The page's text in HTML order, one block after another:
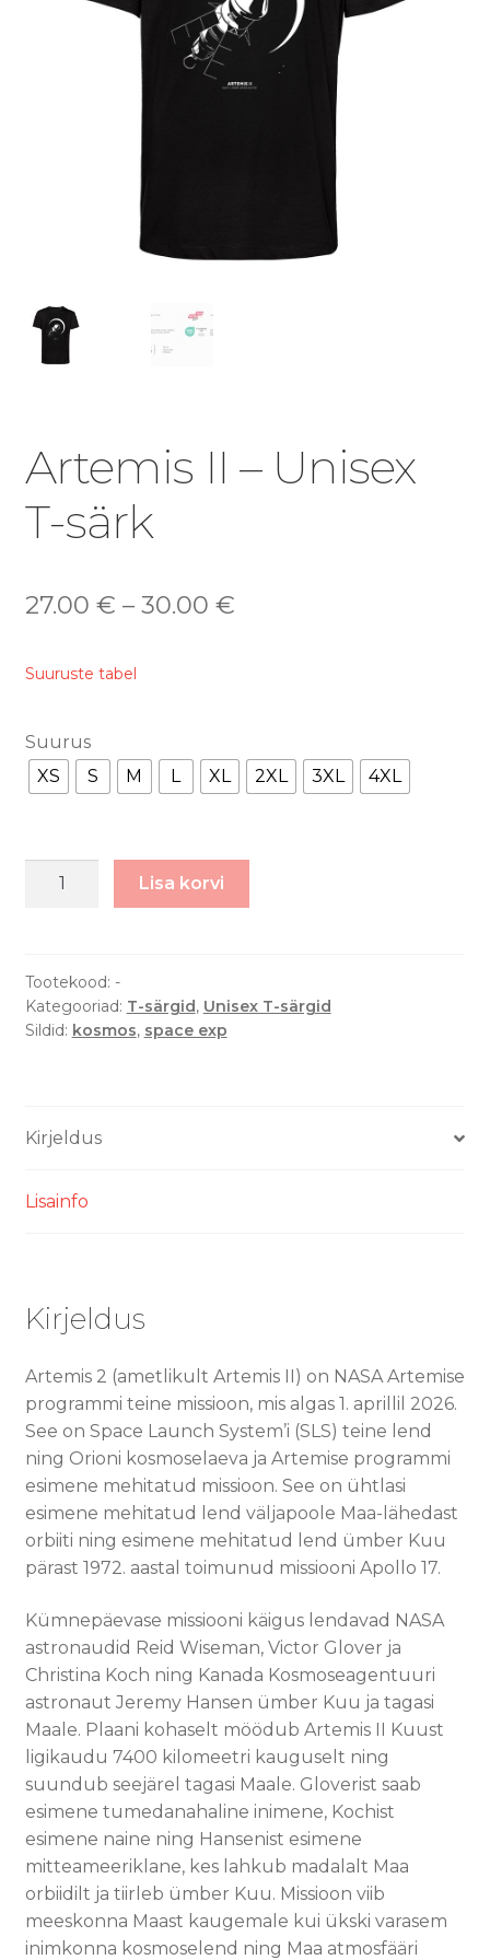
Artemis II – Unisex
T-särk
27.00 € – 30.00 €
Suuruste tabel
Suurus
XS
S M L XL 2XL 3XL 4XL
Artemis
T-
särk
kogus
Lisa korvi
Tootekood: -
Kategooriad: T-särgid, Unisex T-särgid
Sildid: kosmos, space exp
Kirjeldus
Lisainfo
Kirjeldus
Artemis 2 (ametlikult Artemis II) on NASA Artemise
programmi teine missioon, mis algas 1. aprillil 2026.
See on Space Launch System’i (SLS) teine lend
ning Orioni kosmoselaeva ja Artemise programmi
esimene mehitatud missioon. See on ühtlasi
esimene mehitatud lend väljapoole Maa-lähedast
orbiiti ning esimene mehitatud lend ümber Kuu
pärast 1972. aastal toimunud missiooni Apollo 17.
Kümnepäevase missiooni käigus lendavad NASA
astronaudid Reid Wiseman, Victor Glover ja
Christina Koch ning Kanada Kosmoseagentuuri
astronaut Jeremy Hansen ümber Kuu ja tagasi
Maale. Plaani kohaselt möödub Artemis II Kuust
ligikaudu 7400 kilomeetri kauguselt ning
suundub seejärel tagasi Maale. Gloverist saab
esimene tumedanahaline inimene, Kochist
esimene naine ning Hansenist esimene
mitteameeriklane, kes lahkub madalalt Maa
orbiidilt ja tiirleb ümber Kuu. Missioon viib
meeskonna Maast kaugemale kui ükski varasem
inimkonna kosmoselend ning Maa atmosfääri